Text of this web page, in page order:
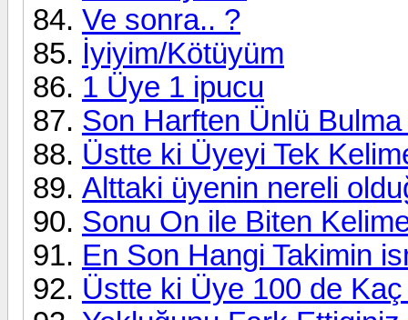
Ve sonra.. ?
İyiyim/Kötüyüm
1 Üye 1 ipucu
Son Harften Ünlü
Üstte ki Üyeyi Tek
Alttaki üyenin nereli
Sonu On ile Biten
En Son Hangi Takimin
Üstte ki Üye 100 de